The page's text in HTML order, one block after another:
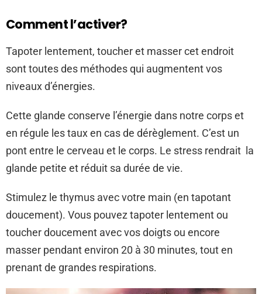
Comment l’activer?
Tapoter lentement, toucher et masser cet endroit
sont toutes des méthodes qui augmentent vos
niveaux d’énergies.
Cette glande conserve l’énergie dans notre corps et
en régule les taux en cas de dérèglement. C’est un
pont entre le cerveau et le corps. Le stress rendrait la
glande petite et réduit sa durée de vie.
Stimulez le thymus avec votre main (en tapotant
doucement). Vous pouvez tapoter lentement ou
toucher doucement avec vos doigts ou encore
masser pendant environ 20 à 30 minutes, tout en
prenant de grandes respirations.